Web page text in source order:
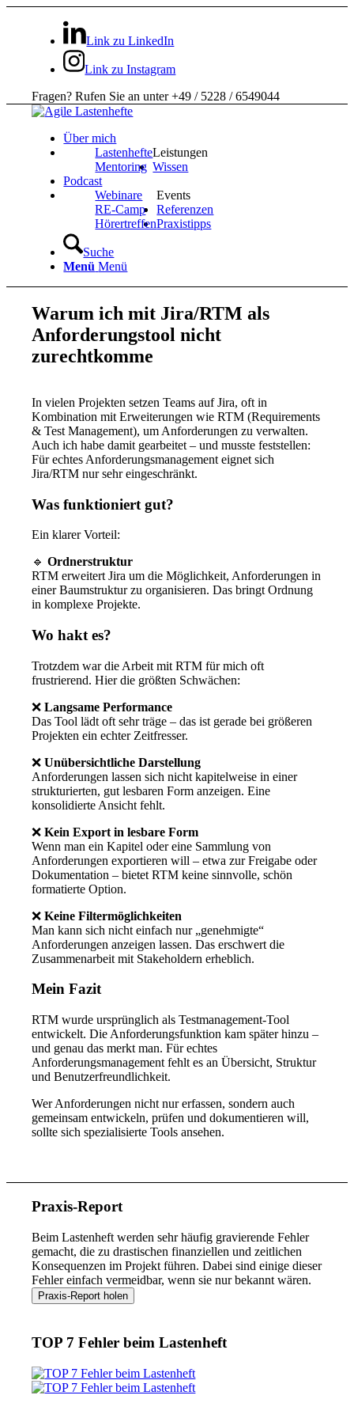
Link zu LinkedIn
Link zu Instagram
Fragen? Rufen Sie an unter +49 / 5228 / 6549044
Über mich
Leistungen
Lastenhefte
Mentoring Wissen
Podcast
Events
Webinare
RE-Camp
Hörertreffen
Referenzen
Praxistipps
Suche
Menü Menü
Warum ich mit Jira/RTM als
Anforderungstool nicht
zurechtkomme
In vielen Projekten setzen Teams auf Jira, oft in
Kombination mit Erweiterungen wie RTM (Requirements
& Test Management), um Anforderungen zu verwalten.
Auch ich habe damit gearbeitet – und musste feststellen:
Für echtes Anforderungsmanagement eignet sich
Jira/RTM nur sehr eingeschränkt.
Was funktioniert gut?
Ein klarer Vorteil:
🔹Ordnerstruktur
RTM erweitert Jira um die Möglichkeit, Anforderungen in
einer Baumstruktur zu organisieren. Das bringt Ordnung
in komplexe Projekte.
Wo hakt es?
Trotzdem war die Arbeit mit RTM für mich oft
frustrierend. Hier die größten Schwächen:
❌Langsame Performance
Das Tool lädt oft sehr träge – das ist gerade bei größeren
Projekten ein echter Zeitfresser.
❌Unübersichtliche Darstellung
Anforderungen lassen sich nicht kapitelweise in einer
strukturierten, gut lesbaren Form anzeigen. Eine
konsolidierte Ansicht fehlt.
❌Kein Export in lesbare Form
Wenn man ein Kapitel oder eine Sammlung von
Anforderungen exportieren will – etwa zur Freigabe oder
Dokumentation – bietet RTM keine sinnvolle, schön
formatierte Option.
❌Keine Filtermöglichkeiten
Man kann sich nicht einfach nur „genehmigte“
Anforderungen anzeigen lassen. Das erschwert die
Zusammenarbeit mit Stakeholdern erheblich.
Mein Fazit
RTM wurde ursprünglich als Testmanagement-Tool
entwickelt. Die Anforderungsfunktion kam später hinzu –
und genau das merkt man. Für echtes
Anforderungsmanagement fehlt es an Übersicht, Struktur
und Benutzerfreundlichkeit.
Wer Anforderungen nicht nur erfassen, sondern auch
gemeinsam entwickeln, prüfen und dokumentieren will,
sollte sich spezialisierte Tools ansehen.
Praxis-Report
Beim Lastenheft werden sehr häufig gravierende Fehler
gemacht, die zu drastischen finanziellen und zeitlichen
Konsequenzen im Projekt führen. Dabei sind einige dieser
Fehler einfach vermeidbar, wenn sie nur bekannt wären.
TOP 7 Fehler beim Lastenheft